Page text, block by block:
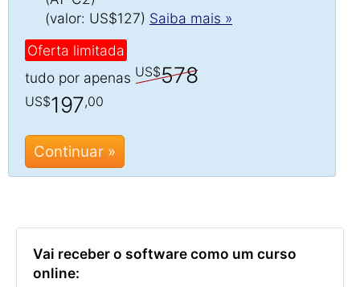
(valor: US$127) Saiba mais »
Oferta limitada
tudo por apenas US$578
US$197,00
Continuar »
Vai receber o software como um curso
online: